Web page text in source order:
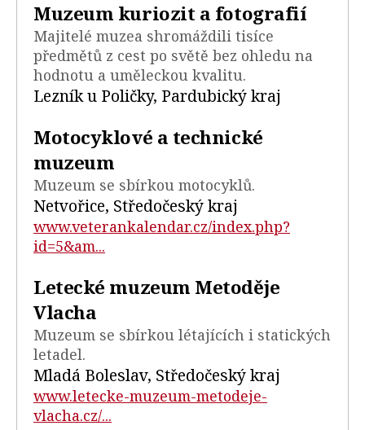
Muzeum kuriozit a fotografií
Majitelé muzea shromáždili tisíce
předmětů z cest po světě bez ohledu na
hodnotu a uměleckou kvalitu.
Lezník u Poličky, Pardubický kraj
Motocyklové a technické
muzeum
Muzeum se sbírkou motocyklů.
Netvořice, Středočeský kraj
www.veterankalendar.cz/index.php?
id=5&am...
Letecké muzeum Metoděje
Vlacha
Muzeum se sbírkou létajících i statických
letadel.
Mladá Boleslav, Středočeský kraj
www.letecke-muzeum-metodeje-
vlacha.cz/...